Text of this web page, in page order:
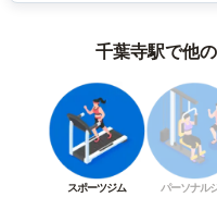
千葉寺駅で他
スポーツジム パーソナル